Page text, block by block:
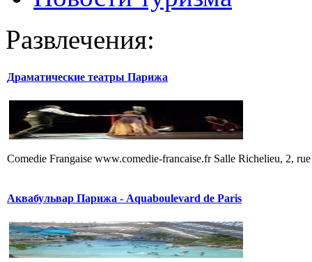
Развлечения:
Драматические театры Парижа
Comedie Frangaise www.comedie-francaise.fr Salle Richelieu, 2,
Аквабульвар Парижа - Aquaboulevard de Paris